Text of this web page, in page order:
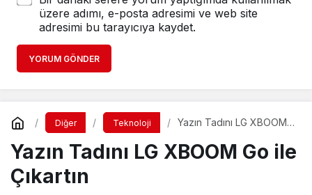
üzere adımı, e-posta adresimi ve web site
adresimi bu tarayıcıya kaydet.
YORUM GÖNDER
Diğer Teknoloji
Yazın Tadını LG XBOOM
Yazın Tadını LG XBOOM Go ile
Çıkartın